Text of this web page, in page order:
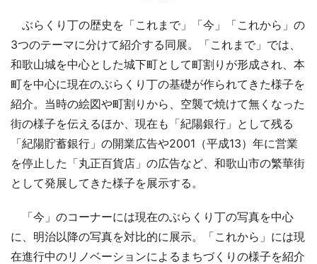
ぶらくり丁の歴史を「これまで」「今」「これから」の
3つのテーマに分けて紹介する同展。「これまで」では、
和歌山城を中心とした城下町として町割りが形成され、本
町を中心に現在のぶらくり丁の基礎が作られてきた様子を
紹介。当時の絵図や町割りから、空襲で焼けて無くなった
街の様子を伝えるほか、現在も「紀陽銀行」として残る
「紀陽貯蓄銀行」の開業広告や2001（平成13）年に営業
を停止した「丸正百貨店」の広告など、和歌山市の繁華街
として発展してきた様子を展示する。
「今」のコーナーには現在のぶらくり丁の写真を中心
に、明治以降の写真を対比的に展示。「これから」には現
在進行中のリノベーションによるまちづくりの様子を紹介